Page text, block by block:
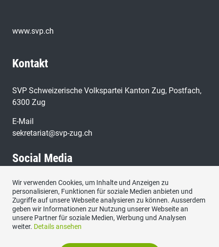
www.svp.ch
Kontakt
SVP Schweizerische Volkspartei Kanton Zug, Postfach,
6300 Zug
E-Mail
sekretariat@svp-zug.ch
Social Media
Besuchen Sie uns bei:
Wir verwenden Cookies, um Inhalte und Anzeigen zu
personalisieren, Funktionen für soziale Medien anbieten und
Zugriffe auf unsere Webseite analysieren zu können. Ausserdem
geben wir Informationen zur Nutzung unserer Webseite an
unsere Partner für soziale Medien, Werbung und Analysen
weiter. Details ansehen